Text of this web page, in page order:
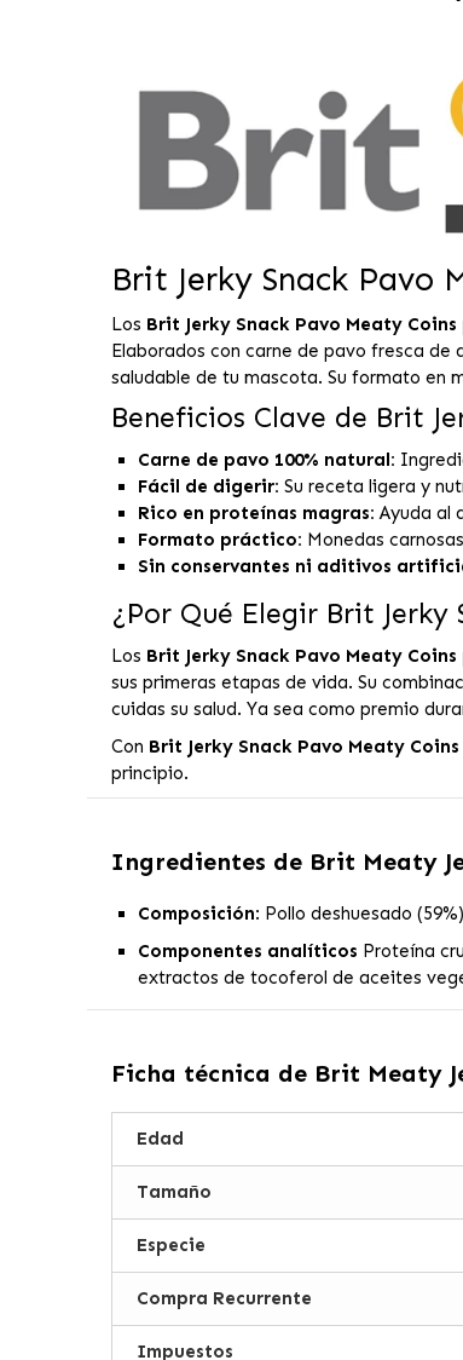
Brit Jerky Snack Pavo
Los Brit Jerky Snack Pavo Meaty
Elaborados con carne de pavo fresca
saludable de tu mascota. Su formato en
Beneficios Clave de Brit
Carne de pavo 100% natural:
Fácil de digerir: Su receta ligera y
Rico en proteínas magras: Ayuda al
Formato práctico: Monedas
Sin conservantes ni aditivos
¿Por Qué Elegir Brit Jerky
Los Brit Jerky Snack Pavo Meaty
sus primeras etapas de vida. Su
cuidas su salud. Ya sea como premio
Con Brit Jerky Snack Pavo Meaty
principio.
Ingredientes de Brit Meaty
Composición: Pollo deshuesado
Componentes analíticos Proteína
extractos de tocoferol de aceites
Ficha técnica de Brit Meaty
Edad
Tamaño
Especie
Compra Recurrente
Impuestos